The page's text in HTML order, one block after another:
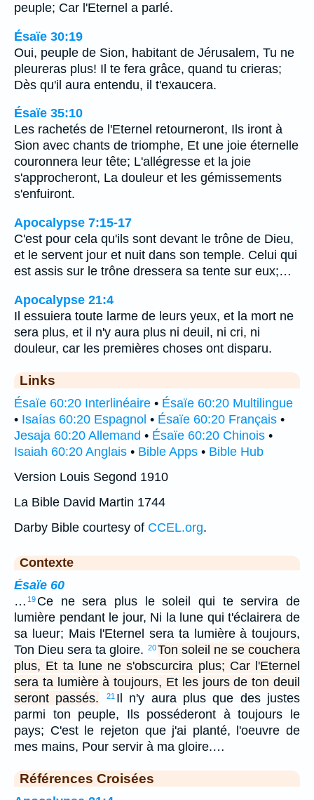
peuple; Car l'Eternel a parlé.
Ésaïe 30:19
Oui, peuple de Sion, habitant de Jérusalem, Tu ne
pleureras plus! Il te fera grâce, quand tu crieras;
Dès qu'il aura entendu, il t'exaucera.
Ésaïe 35:10
Les rachetés de l'Eternel retourneront, Ils iront à
Sion avec chants de triomphe, Et une joie éternelle
couronnera leur tête; L'allégresse et la joie
s'approcheront, La douleur et les gémissements
s'enfuiront.
Apocalypse 7:15-17
C'est pour cela qu'ils sont devant le trône de Dieu,
et le servent jour et nuit dans son temple. Celui qui
est assis sur le trône dressera sa tente sur eux;…
Apocalypse 21:4
Il essuiera toute larme de leurs yeux, et la mort ne
sera plus, et il n'y aura plus ni deuil, ni cri, ni
douleur, car les premières choses ont disparu.
Links
Ésaïe 60:20 Interlinéaire • Ésaïe 60:20 Multilingue
• Isaías 60:20 Espagnol • Ésaïe 60:20 Français •
Jesaja 60:20 Allemand • Ésaïe 60:20 Chinois •
Isaiah 60:20 Anglais • Bible Apps • Bible Hub
Version Louis Segond 1910
La Bible David Martin 1744
Darby Bible courtesy of CCEL.org.
Contexte
Ésaïe 60
… 19 Ce ne sera plus le soleil qui te servira de
lumière pendant le jour, Ni la lune qui t'éclairera de
sa lueur; Mais l'Eternel sera ta lumière à toujours,
Ton Dieu sera ta gloire. 20Ton soleil ne se couchera
plus, Et ta lune ne s'obscurcira plus; Car l'Eternel
sera ta lumière à toujours, Et les jours de ton deuil
seront passés.
21 Il n'y aura plus que des justes
parmi ton peuple, Ils posséderont à toujours le
pays; C'est le rejeton que j'ai planté, l'oeuvre de
mes mains, Pour servir à ma gloire.…
Références Croisées